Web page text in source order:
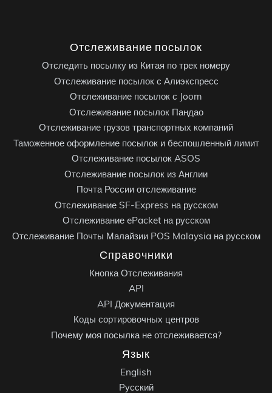
Отслеживание посылок
Отследить посылку из Китая по трек номеру
Отслеживание посылок с Алиэкспресс
Отслеживание посылок с Joom
Отслеживание посылок Пандао
Отслеживание грузов транспортных компаний
Таможенное оформление посылок и беспошленный лимит
Отслеживание посылок ASOS
Отслеживание посылок из Англии
Почта России отслеживание
Отслеживание SF-Express на русском
Отслеживание ePacket на русском
Отслеживание Почты Малайзии POS Malaysia на русском
Справочники
Кнопка Отслеживания
API
API Документация
Коды сортировочных центров
Почему моя посылка не отслеживается?
Язык
English
Русский